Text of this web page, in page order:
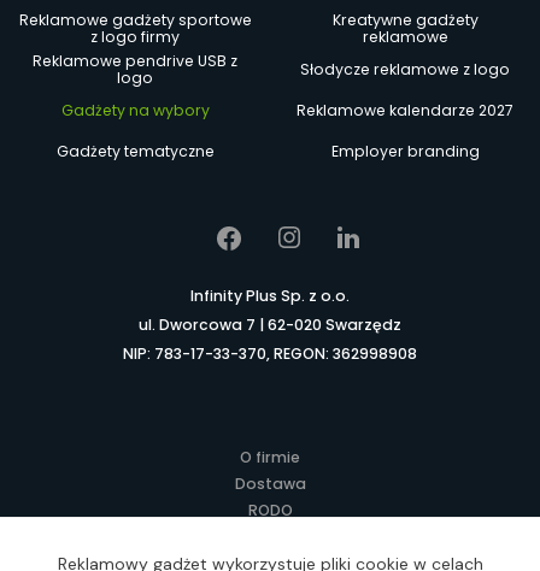
Reklamowe gadżety sportowe
z logo firmy
Kreatywne gadżety
reklamowe
Reklamowe pendrive USB z
logo
Słodycze reklamowe z logo
Gadżety na wybory
Reklamowe kalendarze 2027
Gadżety tematyczne
Employer branding
Infinity Plus Sp. z o.o.
ul. Dworcowa 7 | 62-020 Swarzędz
NIP: 783-17-33-370, REGON: 362998908
O firmie
Dostawa
RODO
Regulamin
Reklamowy gadżet wykorzystuje pliki cookie w celach